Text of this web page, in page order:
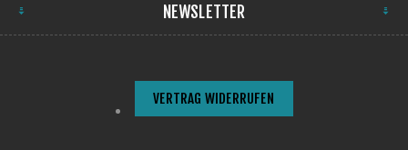
NEWSLETTER
VERTRAG WIDERRUFEN